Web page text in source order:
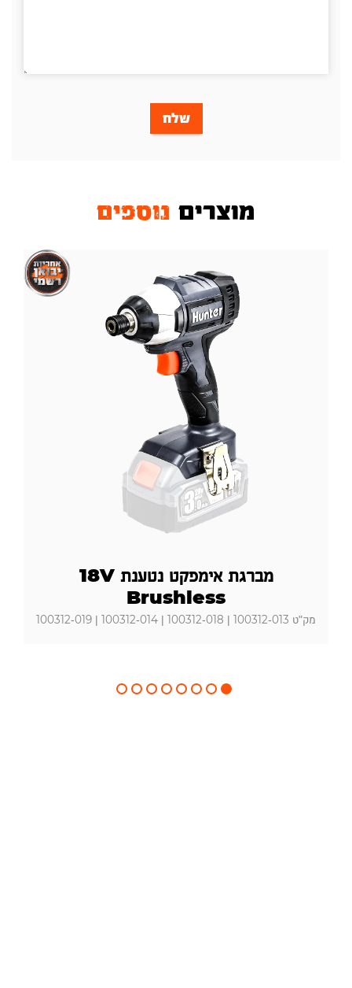
שלח
מוצרים נוספים
מברגת אימפקט נטענת 18V
Brushless
מק"ט 100312-013 | 100312-018 | 100312-014 | 100312-019